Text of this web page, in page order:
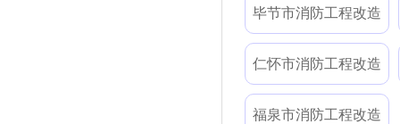
毕节市消防工程改造
仁怀市消防工程改造
福泉市消防工程改造